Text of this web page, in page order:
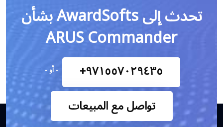
تحدث إلى AwardSofts بشأن
ARUS Commander
+٩٧١٥٥٧٠٢٩٤٣٥ − أو −
تواصل مع المبيعات